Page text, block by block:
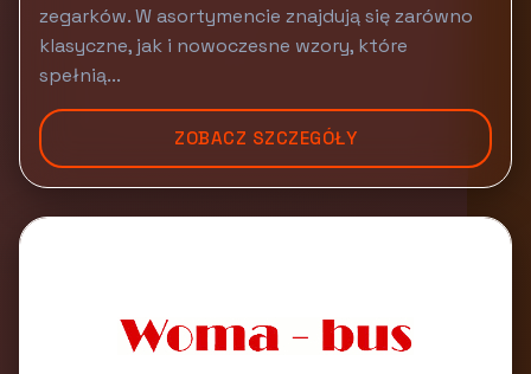
zegarków. W asortymencie znajdują się zarówno
klasyczne, jak i nowoczesne wzory, które
spełnią...
ZOBACZ SZCZEGÓŁY